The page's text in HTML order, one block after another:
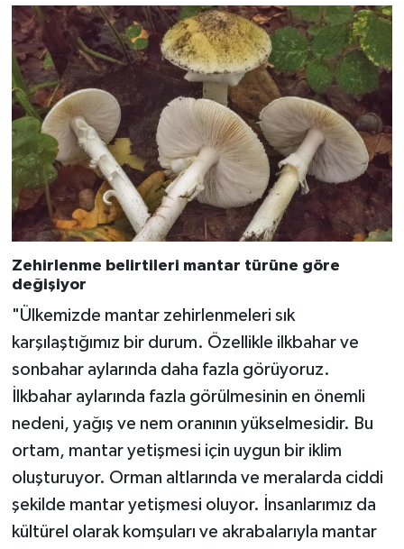
Zehirlenme belirtileri mantar türüne göre
değişiyor
"Ülkemizde mantar zehirlenmeleri sık
karşılaştığımız bir durum. Özellikle ilkbahar ve
sonbahar aylarında daha fazla görüyoruz.
İlkbahar aylarında fazla görülmesinin en önemli
nedeni, yağış ve nem oranının yükselmesidir. Bu
ortam, mantar yetişmesi için uygun bir iklim
oluşturuyor. Orman altlarında ve meralarda ciddi
şekilde mantar yetişmesi oluyor. İnsanlarımız da
kültürel olarak komşuları ve akrabalarıyla mantar